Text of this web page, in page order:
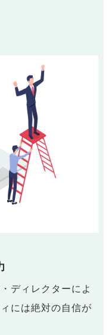
ディレクターによ
には絶対の自信が